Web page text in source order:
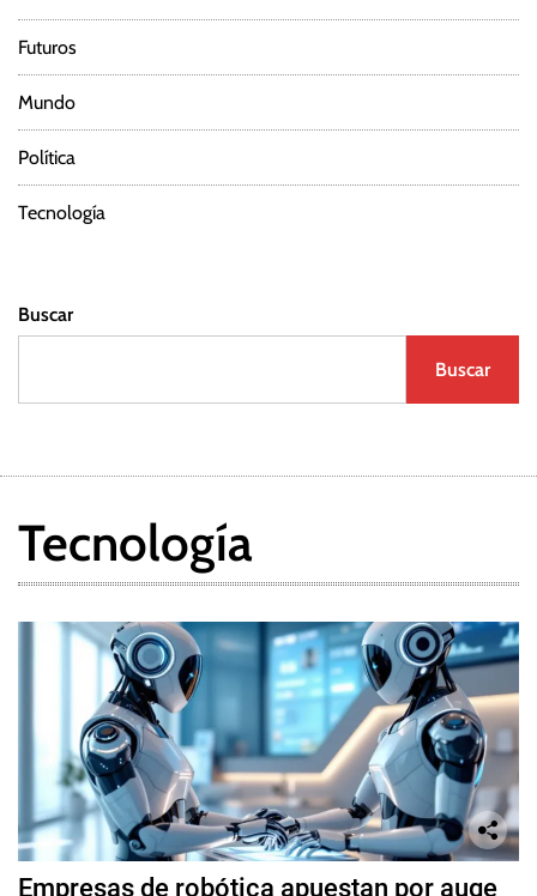
n
t
r
a
d
s
Futuros
Mundo
Política
Tecnología
Buscar
Buscar
Tecnología
Empresas de robótica apuestan por auge